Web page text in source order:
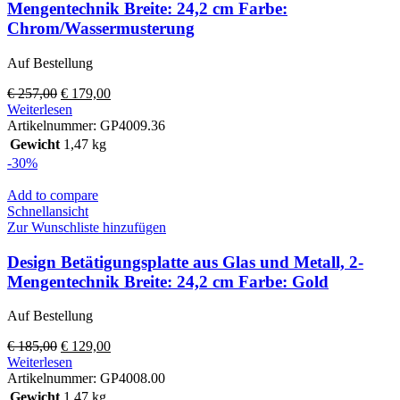
Mengentechnik Breite: 24,2 cm Farbe:
Chrom/Wassermusterung
Auf Bestellung
€257,00 Ursprünglicher
Preis
war:
€ 257,00
€ 179,00Aktueller
ist:
Weiterlesen
Artikelnummer: GP4009.36
Gewicht 1,47 kg
-30%
Add to compare
Schnellansicht
Zur Wunschliste hinzufügen
Design Betätigungsplatte aus Glas und Metall, 2-
Mengentechnik Breite: 24,2 cm Farbe: Gold
Auf Bestellung
€185,00 Ursprünglicher
Preis
war:
€ 185,00
€ 129,00Aktueller
ist:
Weiterlesen
Artikelnummer: GP4008.00